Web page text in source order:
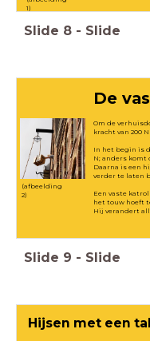
1)
Slide 8 - Slide
De
(afbeelding
2)
Om de
kracht van 200
In het begin is
N; anders komt
Daarna is een
verder te laten
Een vaste
het touw hoeft
Hij verandert
Slide 9 - Slide
Hijsen met een